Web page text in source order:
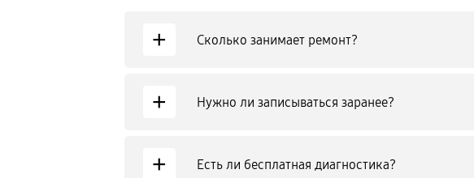
+ Сколько занимает ремонт?
+ Нужно ли записываться заранее?
+ Есть ли бесплатная диагностика?